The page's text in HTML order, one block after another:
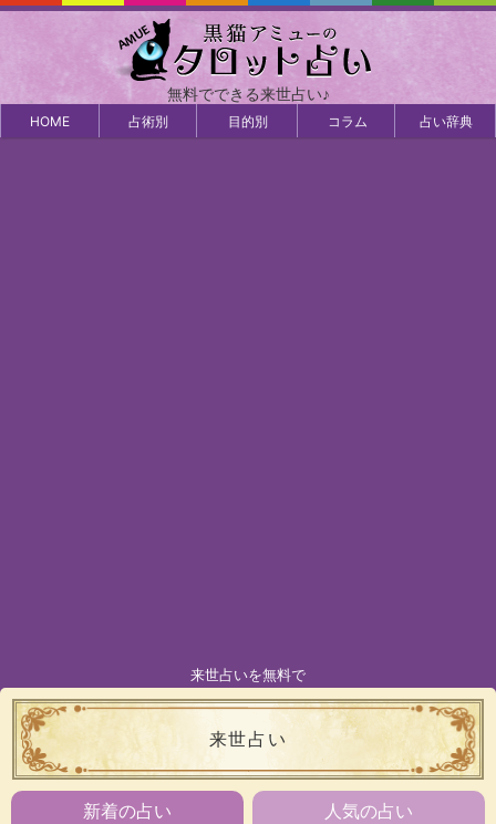
無料でできる来世占い♪
HOME 占術別 目的別 コラム 占い辞典
来世占いを無料で
来世占い
新着の占い 人気の占い